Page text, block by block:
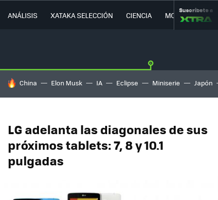
ANÁLISIS XATAKA SELECCIÓN CIENCIA MOVILIDAD
Suscríbete a
HOY SE HABLA DE
China Elon Musk IA Eclipse Miniserie Japón
LG adelanta las diagonales de sus
próximos tablets: 7, 8 y 10.1
pulgadas